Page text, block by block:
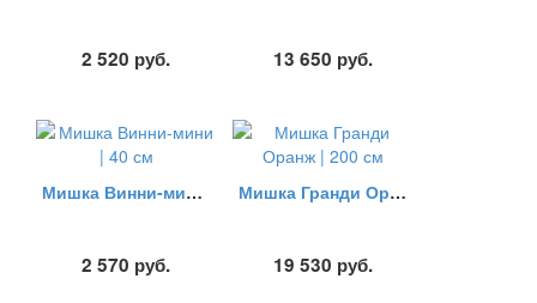
2 520 руб. 13 650 руб.
Мишка Винни-мини | 40 см
2 570 руб.
Мишка Гранди Оранж | 200 см
19 530 руб.